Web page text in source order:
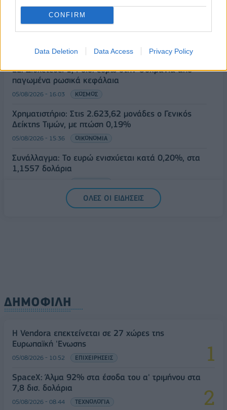
CONFIRM
Data Deletion Data Access Privacy Policy
Ν. Χαρδαλιάς: Μηδενική ανοχή και σε νομικό
επίπεδο για τους υπαίτιους της πυρκαγιάς στη
05/08/2026 - 16:26 ΕΛΛΑΔΑ
ΕΕ: Διοχετεύει 1,4 δισ. ευρώ στην Ουκρανία από
παγωμένα ρωσικά κεφάλαια
05/08/2026 - 16:03 ΚΟΣΜΟΣ
Χρηματιστήριο: Στις 2.623,62 μονάδες ο Γενικός
Δείκτης Τιμών, με πτώση 0,19%
05/08/2026 - 15:36 ΟΙΚΟΝΟΜΙΑ
Συνάλλαγμα: Το ευρώ ενισχύεται κατά 0,20%, στα
1,1557 δολάρια
ΟΛΕΣ ΟΙ ΕΙΔΗΣΕΙΣ
ΔΗΜΟΦΙΛΗ
Η Vendora επεκτείνεται σε 27 χώρες της
Ευρωπαϊκή 'Ενωσης
05/08/2026 - 10:52 ΕΠΙΧΕΙΡΗΣΕΙΣ
SpaceX: Άλμα 92% στα έσοδα του α' τριμήνου στα
7,8 δισ. δολάρια
05/08/2026 - 08:44 ΤΕΧΝΟΛΟΓΙΑ